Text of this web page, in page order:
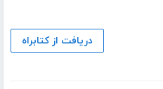
دریافت از کتابراه